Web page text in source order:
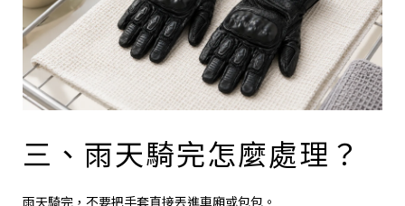
三、雨天騎完怎麼處理？
雨天騎完，不要把手套直接丟進車廂或包包。